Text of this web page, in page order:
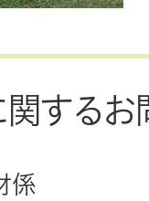
関するお
係